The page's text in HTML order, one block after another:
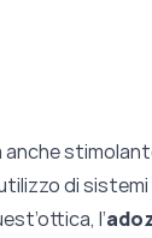
anche
di sistemi
l’